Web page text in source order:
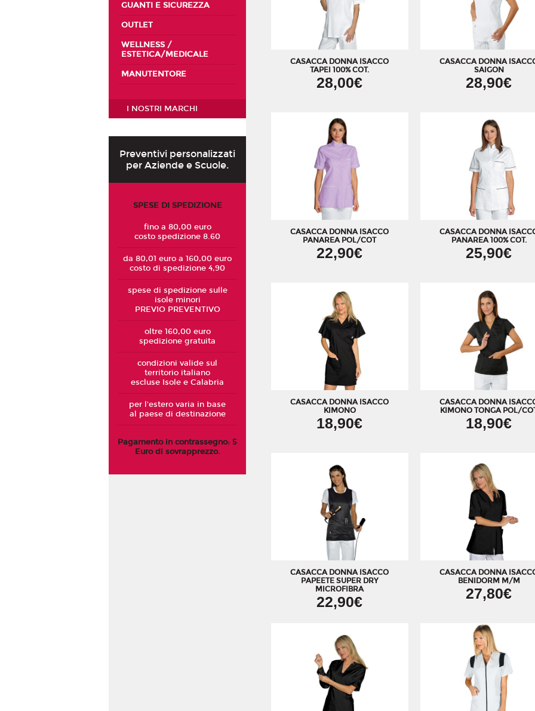
GUANTI E SICUREZZA
OUTLET
WELLNESS /
ESTETICA/MEDICALE
MANUTENTORE
I NOSTRI MARCHI
Preventivi personalizzati
per Aziende e Scuole.
SPESE DI SPEDIZIONE
fino a 80,00 euro
costo spedizione 8.60
da 80,01 euro a 160,00 euro
costo di spedizione 4,90
spese di spedizione sulle
isole minori
PREVIO PREVENTIVO
oltre 160,00 euro
spedizione gratuita
condizioni valide sul
territorio italiano
escluse Isole e Calabria
per l'estero varia in base
al paese di destinazione
Pagamento in contrassegno: 5
Euro di sovrapprezzo.
CASACCA DONNA ISACCO
TAPEI 100% COT.
28,00€
CASACCA DONNA
SAIGON
28,90€
CASACCA DONNA ISACCO
PANAREA POL/COT
22,90€
CASACCA DONNA
PANAREA 100% COT.
25,90€
CASACCA DONNA ISACCO
KIMONO
18,90€
CASACCA DONNA
KIMONO TONGA POL/
18,90€
CASACCA DONNA ISACCO
PAPEETE SUPER DRY
MICROFIBRA
22,90€
CASACCA DONNA
BENIDORM M/M
27,80€